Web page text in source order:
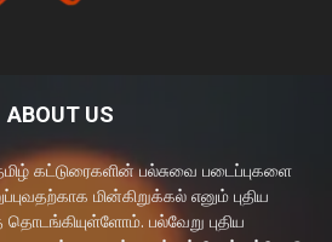
ABOUT US
கட்டுரைகளின் பல்சுவை படைப்புகளை
மின்கிறுக்கல் எனும் புதிய
பல்வேறு புதிய